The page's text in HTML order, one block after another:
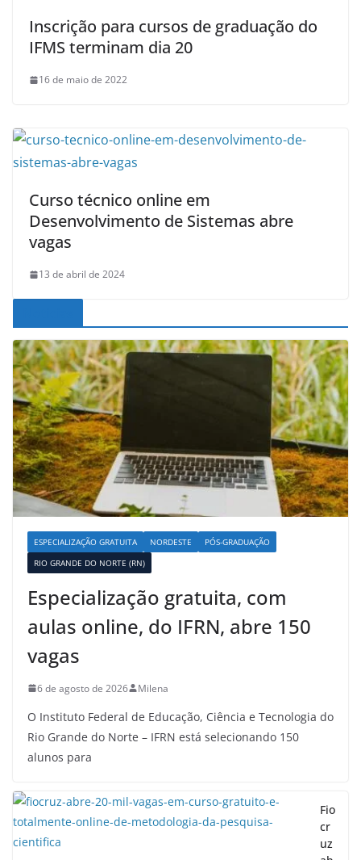
Inscrição para cursos de graduação do
IFMS terminam dia 20
16 de maio de 2022
Curso técnico online em
Desenvolvimento de Sistemas abre
vagas
13 de abril de 2024
ESPECIALIZAÇÃO GRATUITA NORDESTE
PÓS-GRADUAÇÃO
RIO GRANDE DO NORTE (RN)
Especialização gratuita, com
aulas online, do IFRN, abre 150
vagas
6 de agosto de 2026 Milena
O Instituto Federal de Educação, Ciência e Tecnologia do
Rio Grande do Norte – IFRN está selecionando 150
alunos para
Fio
cr
uz